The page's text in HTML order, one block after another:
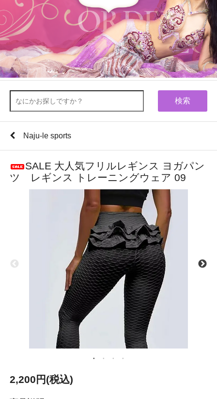
検索
Naju-le sports
SALE 大人気フリルレギンス ヨガパン
ツ レギンス トレーニングウェア 09
2,200円(税込)